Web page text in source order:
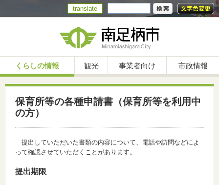
translate
くらしの情報 観光 事業者向け 市政情報
保育所等の各種申請書（保育所等を利用中
の方）
提出していただいた書類の内容について、電話や訪問などによ
って確認させていただくことがあります。
提出期限